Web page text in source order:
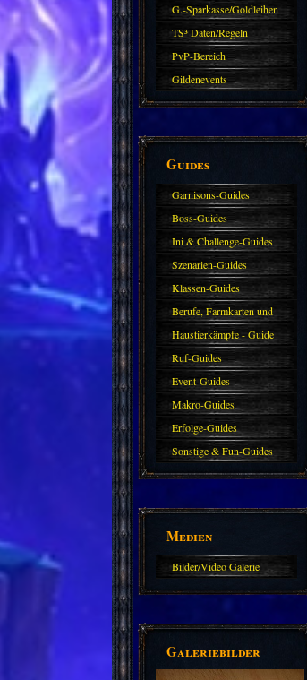
G.-Sparkasse/Goldleihen
TS³ Daten/Regeln
PvP-Bereich
Gildenevents
Guides
Garnisons-Guides
Boss-Guides
Ini & Challenge-Guides
Szenarien-Guides
Klassen-Guides
Berufe, Farmkarten und
Haustiere
Haustierkämpfe - Guide
Ruf-Guides
Event-Guides
Makro-Guides
Erfolge-Guides
Sonstige & Fun-Guides
Medien
Bilder/Video Galerie
Galeriebilder